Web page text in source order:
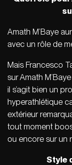
Amath M’Baye
avec un rôle de
Mais Francesco
sur Amath
il s’agit bien un
hyperathlétique
extérieur
tout moment
ou encore sur un
Style